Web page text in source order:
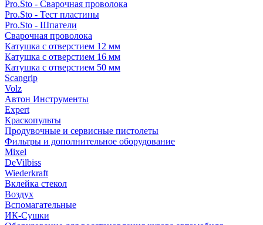
Pro.Sto - Сварочная проволока
Pro.Sto - Тест пластины
Pro.Sto - Шпатели
Сварочная проволока
Катушка с отверстием 12 мм
Катушка с отверстием 16 мм
Катушка с отверстием 50 мм
Scangrip
Volz
Автон Инструменты
Expert
Краскопульты
Продувочные и сервисные пистолеты
Фильтры и дополнительное оборудование
Mixel
DeVilbiss
Wiederkraft
Вклейка стекол
Воздух
Вспомагательные
ИК-Сушки